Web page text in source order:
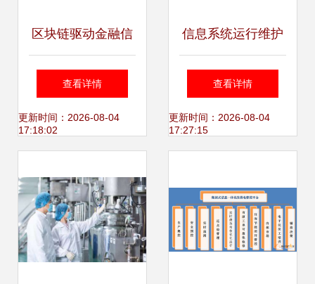
区块链驱动金融信
息系统的可信安全
及其运维服务体系
查看详情
更新时间：2026-08-04
17:18:02
信息系统运行维护
服务 保障企业数字
化稳定的关键支撑
查看详情
更新时间：2026-08-04
17:27:15